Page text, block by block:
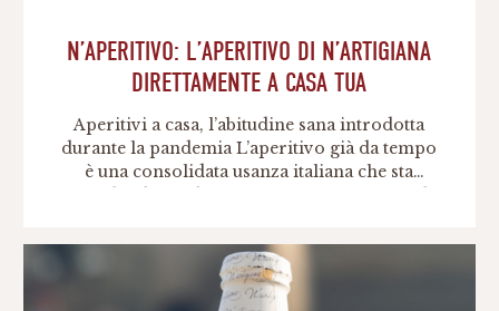
N’APERITIVO: L’APERITIVO DI N’ARTIGIANA
DIRETTAMENTE A CASA TUA
Aperitivi a casa, l’abitudine sana introdotta
durante la pandemia L’aperitivo già da tempo
è una consolidata usanza italiana che sta
prima dei pasti per stimolare l’appetito, ma da
qualche anno è accompagnata ad una serie di
piccoli assaggi (i finger […]